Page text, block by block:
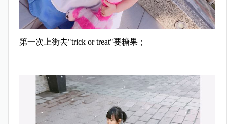
第一次上街去"trick or treat"要糖果；